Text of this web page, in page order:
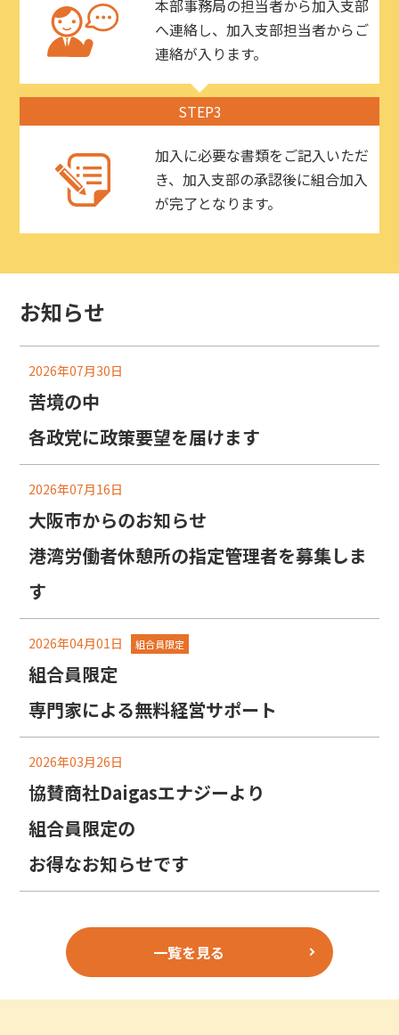
本部事務局の担当者から加入支部
へ連絡し、加入支部担当者からご
連絡が入ります。
STEP3
加入に必要な書類をご記入いただ
き、加入支部の承認後に組合加入
が完了となります。
お知らせ
2026年07月30日
苦境の中
各政党に政策要望を届けます
2026年07月16日
大阪市からのお知らせ
港湾労働者休憩所の指定管理者を募集しま
す
2026年04月01日 組合員限定
組合員限定
専門家による無料経営サポート
2026年03月26日
協賛商社Daigasエナジーより
組合員限定の
お得なお知らせです
一覧を見る